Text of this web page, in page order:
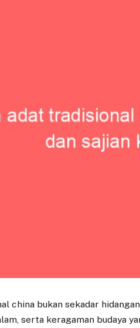
china bukan sekadar
serta keragaman budaya